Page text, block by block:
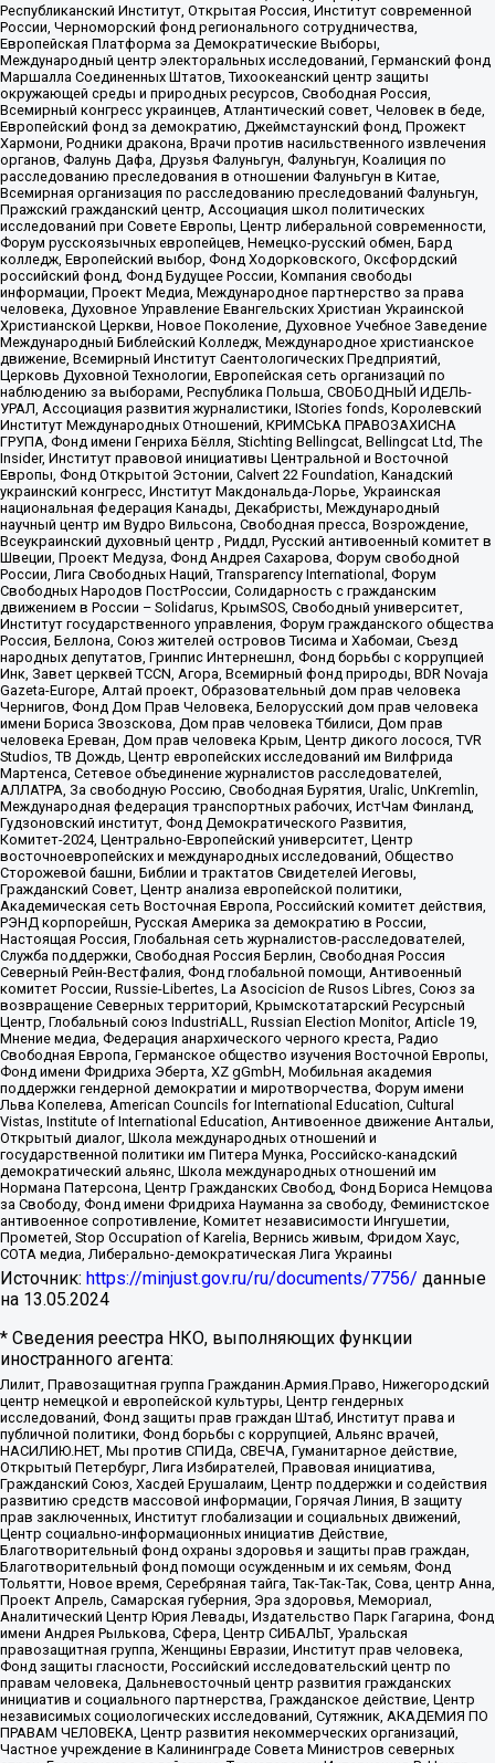
Республиканский Институт, Открытая Россия, Институт современной
России, Черноморский фонд регионального сотрудничества,
Европейская Платформа за Демократические Выборы,
Международный центр электоральных исследований, Германский фонд
Маршалла Соединенных Штатов, Тихоокеанский центр защиты
окружающей среды и природных ресурсов, Свободная Россия,
Всемирный конгресс украинцев, Атлантический совет, Человек в беде,
Европейский фонд за демократию, Джеймстаунский фонд, Прожект
Хармони, Родники дракона, Врачи против насильственного извлечения
органов, Фалунь Дафа, Друзья Фалуньгун, Фалуньгун, Коалиция по
расследованию преследования в отношении Фалуньгун в Китае,
Всемирная организация по расследованию преследований Фалуньгун,
Пражский гражданский центр, Ассоциация школ политических
исследований при Совете Европы, Центр либеральной современности,
Форум русскоязычных европейцев, Немецко-русский обмен, Бард
колледж, Европейский выбор, Фонд Ходорковского, Оксфордский
российский фонд, Фонд Будущее России, Компания свободы
информации, Проект Медиа, Международное партнерство за права
человека, Духовное Управление Евангельских Христиан Украинской
Христианской Церкви, Новое Поколение, Духовное Учебное Заведение
Международный Библейский Колледж, Международное христианское
движение, Всемирный Институт Саентологических Предприятий,
Церковь Духовной Технологии, Европейская сеть организаций по
наблюдению за выборами, Республика Польша, СВОБОДНЫЙ ИДЕЛЬ-
УРАЛ, Ассоциация развития журналистики, IStories fonds, Королевский
Институт Международных Отношений, КРИМСЬКА ПРАВОЗАХИСНА
ГРУПА, Фонд имени Генриха Бёлля, Stichting Bellingcat, Bellingcat Ltd, The
Insider, Институт правовой инициативы Центральной и Восточной
Европы, Фонд Открытой Эстонии, Calvert 22 Foundation, Канадский
украинский конгресс, Институт Макдональда-Лорье, Украинская
национальная федерация Канады, Декабристы, Международный
научный центр им Вудро Вильсона, Свободная пресса, Возрождение,
Всеукраинский духовный центр , Риддл, Русский антивоенный комитет в
Швеции, Проект Медуза, Фонд Андрея Сахарова, Форум свободной
России, Лига Свободных Наций, Transparеncy International, Форум
Свободных Народов ПостРоссии, Солидарность с гражданским
движением в России – Solidarus, КрымSOS, Свободный университет,
Институт государственного управления, Форум гражданского общества
Россия, Беллона, Союз жителей островов Тисима и Хабомаи, Съезд
народных депутатов, Гринпис Интернешнл, Фонд борьбы с коррупцией
Инк, Завет церквей TCCN, Агора, Всемирный фонд природы, BDR Novaja
Gazeta-Europe, Алтай проект, Образовательный дом прав человека
Чернигов, Фонд Дом Прав Человека, Белорусский дом прав человека
имени Бориса Звозскова, Дом прав человека Тбилиси, Дом прав
человека Ереван, Дом прав человека Крым, Центр дикого лосося, TVR
Studios, ТВ Дождь, Центр европейских исследований им Вилфрида
Мартенса, Сетевое объединение журналистов расследователей,
АЛЛАТРА, За свободную Россию, Свободная Бурятия, Uralic, UnKremlin,
Международная федерация транспортных рабочих, ИстЧам Финланд,
Гудзоновский институт, Фонд Демократического Развития,
Комитет-2024, Центрально-Европейский университет, Центр
восточноевропейских и международных исследований, Общество
Сторожевой башни, Библии и трактатов Свидетелей Иеговы,
Гражданский Совет, Центр анализа европейской политики,
Академическая сеть Восточная Европа, Российский комитет действия,
РЭНД корпорейшн, Русская Америка за демократию в России,
Настоящая Россия, Глобальная сеть журналистов-расследователей,
Служба поддержки, Свободная Россия Берлин, Свободная Россия
Северный Рейн-Вестфалия, Фонд глобальной помощи, Антивоенный
комитет России, Russie-Libertes, La Asocicion de Rusos Libres, Союз за
возвращение Северных территорий, Крымскотатарский Ресурсный
Центр, Глобальный союз IndustriALL, Russian Election Monitor, Article 19,
Мнение медиа, Федерация анархического черного креста, Радио
Свободная Европа, Германское общество изучения Восточной Европы,
Фонд имени Фридриха Эберта, XZ gGmbH, Мобильная академия
поддержки гендерной демократии и миротворчества, Форум имени
Льва Копелева, American Councils for International Education, Cultural
Vistas, Institute of International Education, Антивоенное движение Антальи,
Открытый диалог, Школа международных отношений и
государственной политики им Питера Мунка, Российско-канадский
демократический альянс, Школа международных отношений им
Нормана Патерсона, Центр Гражданских Свобод, Фонд Бориса Немцова
за Свободу, Фонд имени Фридриха Науманна за свободу, Феминистское
антивоенное сопротивление, Комитет независимости Ингушетии,
Прометей, Stop Occupation of Karelia, Вернись живым, Фридом Хаус,
СОТА медиа, Либерально-демократическая Лига Украины
Источник: https://minjust.gov.ru/ru/documents/7756/ данные
на 13.05.2024
* Сведения реестра НКО, выполняющих функции
иностранного агента:
Лилит, Правозащитная группа Гражданин.Армия.Право, Нижегородский
центр немецкой и европейской культуры, Центр гендерных
исследований, Фонд защиты прав граждан Штаб, Институт права и
публичной политики, Фонд борьбы с коррупцией, Альянс врачей,
НАСИЛИЮ.НЕТ, Мы против СПИДа, СВЕЧА, Гуманитарное действие,
Открытый Петербург, Лига Избирателей, Правовая инициатива,
Гражданский Союз, Хасдей Ерушалаим, Центр поддержки и содействия
развитию средств массовой информации, Горячая Линия, В защиту
прав заключенных, Институт глобализации и социальных движений,
Центр социально-информационных инициатив Действие,
Благотворительный фонд охраны здоровья и защиты прав граждан,
Благотворительный фонд помощи осужденным и их семьям, Фонд
Тольятти, Новое время, Серебряная тайга, Так-Так-Так, Сова, центр Анна,
Проект Апрель, Самарская губерния, Эра здоровья, Мемориал,
Аналитический Центр Юрия Левады, Издательство Парк Гагарина, Фонд
имени Андрея Рылькова, Сфера, Центр СИБАЛЬТ, Уральская
правозащитная группа, Женщины Евразии, Институт прав человека,
Фонд защиты гласности, Российский исследовательский центр по
правам человека, Дальневосточный центр развития гражданских
инициатив и социального партнерства, Гражданское действие, Центр
независимых социологических исследований, Сутяжник, АКАДЕМИЯ ПО
ПРАВАМ ЧЕЛОВЕКА, Центр развития некоммерческих организаций,
Частное учреждение в Калининграде Совета Министров северных